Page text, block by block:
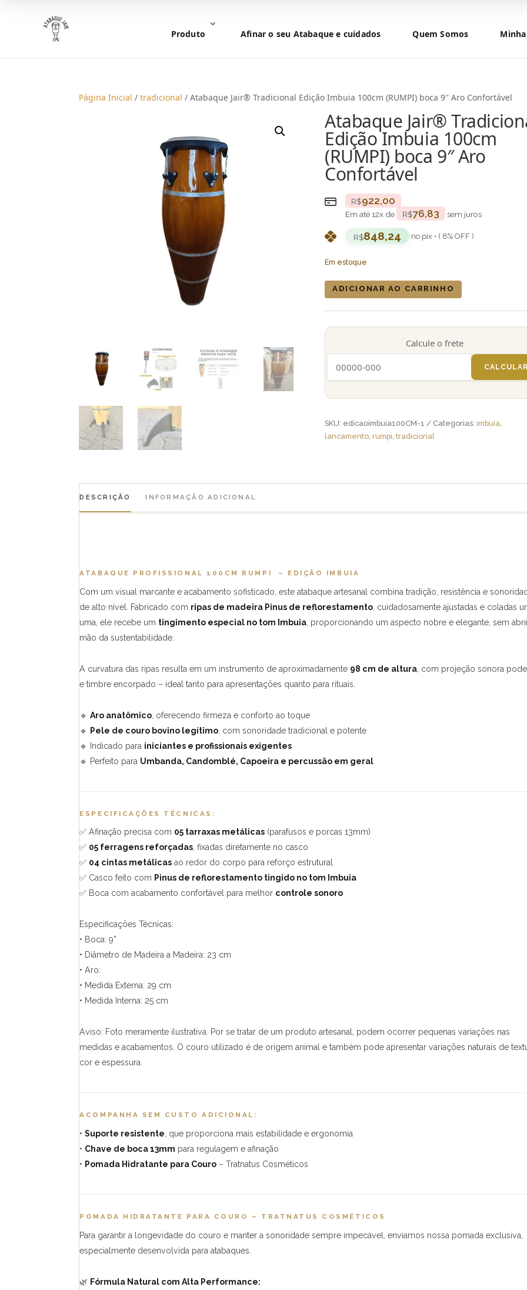
Produto Afinar o seu Atabaque e cuidados Quem Somos
Página Inicial /tradicional / Atabaque Jair® Tradicional Edição Imbuia 100cm (RUMPI) boca 9″ Aro Confortável
Atabaque Jair®
Edição Imbuia 100cm
(RUMPI) boca 9″ Aro
Confortável
R$922,00
Em até12x de R$76,83 sem juros
R$848,24 no pix • ( 8% OFF )
Em estoque
Atabaque
Jair®
Imbuia
(RUMPI)
boca
9"
Aro
quantidade
ADICIONAR AO CARRINHO
Calcule o frete
SKU: edicaoimbuia100CM-1 Categorias: imbuia,
lancamento, rumpi, tradicional
DESCRIÇÃO INFORMAÇÃO ADICIONAL
ATABAQUE PROFISSIONAL 100CM RUMPI – EDIÇÃO IMBUIA
Com um visual marcante e acabamento sofisticado, este atabaque artesanal combina tradição, resistência e
de alto nível. Fabricado com ripas de madeira Pinus de reflorestamento , cuidadosamente ajustadas e coladas
uma, ele recebe um tingimento especial no tom Imbuia , proporcionando um aspecto nobre e elegante, sem
mão da sustentabilidade.
A curvatura das ripas resulta em um instrumento de aproximadamente 98 cm de altura , com projeção sonora
e timbre encorpado – ideal tanto para apresentações quanto para rituais.
🔹Aro anatômico , oferecendo firmeza e conforto ao toque
🔹 Pele de couro bovino legítimo , com sonoridade tradicional e potente
🔹 Indicado para iniciantes e profissionais exigentes
🔹 Perfeito para Umbanda, Candomblé, Capoeira e percussão em geral
ESPECIFICAÇÕES TÉCNICAS:
✅ Afinação precisa com 05 tarraxas metálicas (parafusos e porcas 13mm)
✅ 05 ferragens reforçadas, fixadas diretamente no casco
✅ 04 cintas metálicas ao redor do corpo para reforço estrutural
✅ Casco feito com Pinus de reflorestamento tingido no tom Imbuia
✅ Boca com acabamento confortável para melhor controle sonoro
Especificações Técnicas:
• Boca: 9”
• Diâmetro de Madeira a Madeira: 23 cm
• Aro:
• Medida Externa: 29 cm
• Medida Interna: 25 cm
Aviso: Foto meramente ilustrativa. Por se tratar de um produto artesanal, podem ocorrer pequenas variações nas
medidas e acabamentos. O couro utilizado é de origem animal e também pode apresentar variações naturais de
cor e espessura.
ACOMPANHA SEM CUSTO ADICIONAL:
•Suporte resistente , que proporciona mais estabilidade e ergonomia
• Chave de boca 13mm para regulagem e afinação
• Pomada Hidratante para Couro – Tratnatus Cosméticos
POMADA HIDRATANTE PARA COURO – TRATNATUS COSMÉTICOS
Para garantir a longevidade do couro e manter a sonoridade sempre impecável, enviamos nossa pomada exclusiva,
especialmente desenvolvida para atabaques.
🌿 Fórmula Natural com Alta Performance: